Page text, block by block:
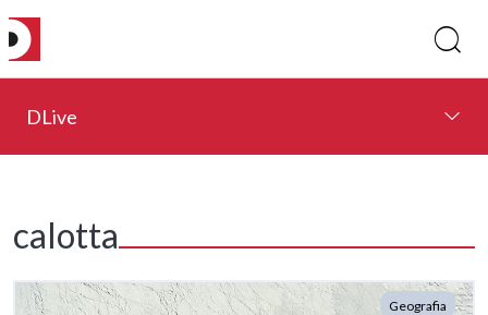
DLive
calotta
Geografia